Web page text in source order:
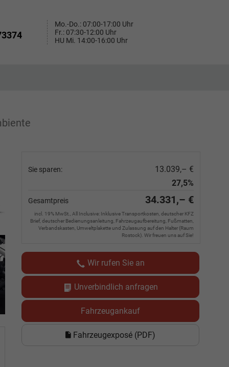
Mo.-Do.: 07:00-17:00 Uhr
Fr.: 07:30-12:00 Uhr
HU Mi. 14:00-16:00 Uhr
Sie sparen:
13.039,– €
27,5%
Gesamtpreis 34.331,– €
incl. 19% MwSt., All Inclusive: Inklusive Transportkosten, deutscher KFZ
Brief, deutscher Bedienungsanleitung, Fahrzeugaufbereitung, Fußmatten,
Verbandskasten, Umweltplakette und Zulassung auf den Halter (Raum
Rostock). Wir freuen uns auf Sie!
Wir rufen Sie an
Unverbindlich anfragen
Fahrzeugankauf
Fahrzeugexposé (PDF)